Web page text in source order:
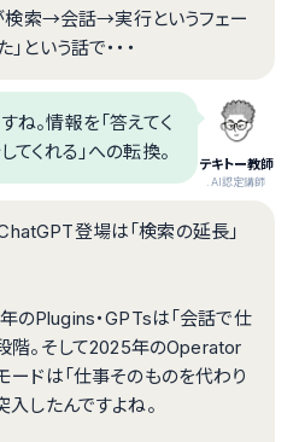
検索→会話→実行というフェー
という話で・・・
テキトー教師
.AI認定講師
ね。情報を「答えてく
てくれる」への転換。
登場は「検索の延長」
のPlugins・GPTsは「会話で仕
階。そして2025年のOperator
ードは「仕事そのものを代わり
入したんですよね。